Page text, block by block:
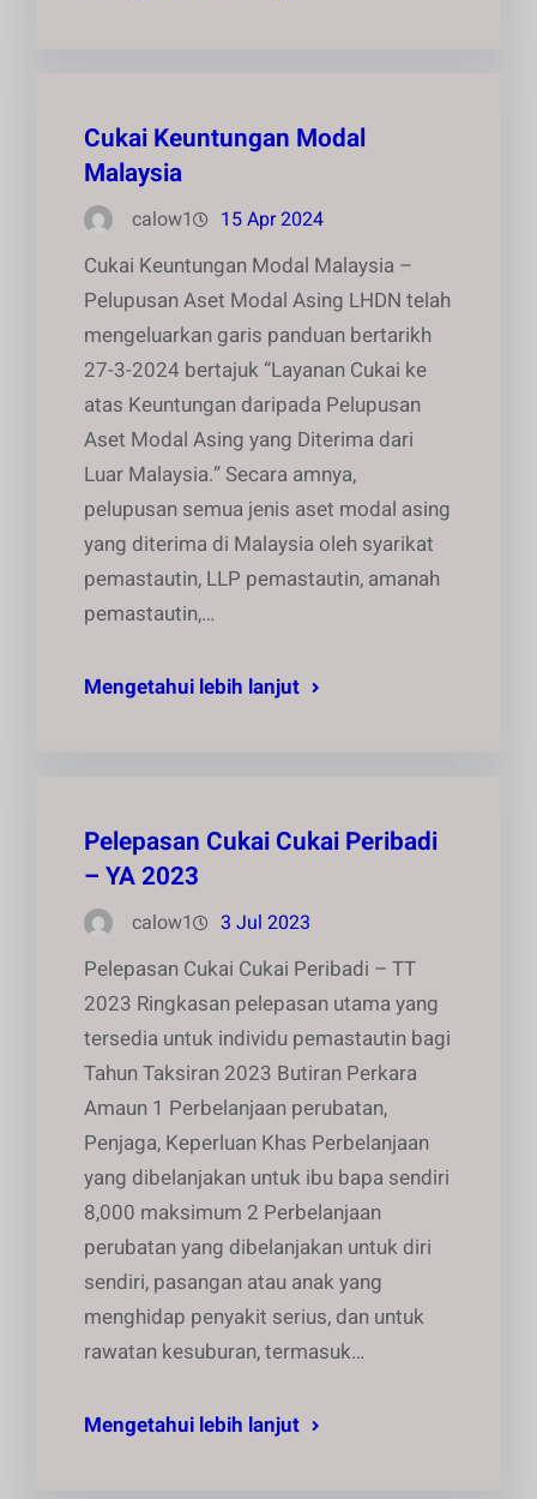
Cukai Keuntungan Modal
Malaysia
calow1 15 Apr 2024
Cukai Keuntungan Modal Malaysia –
Pelupusan Aset Modal Asing LHDN telah
mengeluarkan garis panduan bertarikh
27-3-2024 bertajuk “Layanan Cukai ke
atas Keuntungan daripada Pelupusan
Aset Modal Asing yang Diterima dari
Luar Malaysia.” Secara amnya,
pelupusan semua jenis aset modal asing
yang diterima di Malaysia oleh syarikat
pemastautin, LLP pemastautin, amanah
pemastautin,…
Mengetahui lebih lanjut
Pelepasan Cukai Cukai Peribadi
– YA 2023
calow1 3 Jul 2023
Pelepasan Cukai Cukai Peribadi – TT
2023 Ringkasan pelepasan utama yang
tersedia untuk individu pemastautin bagi
Tahun Taksiran 2023 Butiran Perkara
Amaun 1 Perbelanjaan perubatan,
Penjaga, Keperluan Khas Perbelanjaan
yang dibelanjakan untuk ibu bapa sendiri
8,000 maksimum 2 Perbelanjaan
perubatan yang dibelanjakan untuk diri
sendiri, pasangan atau anak yang
menghidap penyakit serius, dan untuk
rawatan kesuburan, termasuk…
Mengetahui lebih lanjut